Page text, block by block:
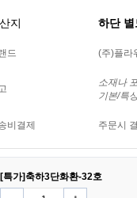
지 하단
드 (주)플라
소재나
기본/특
비결제 주문시
[특가]축하3단화환-32호